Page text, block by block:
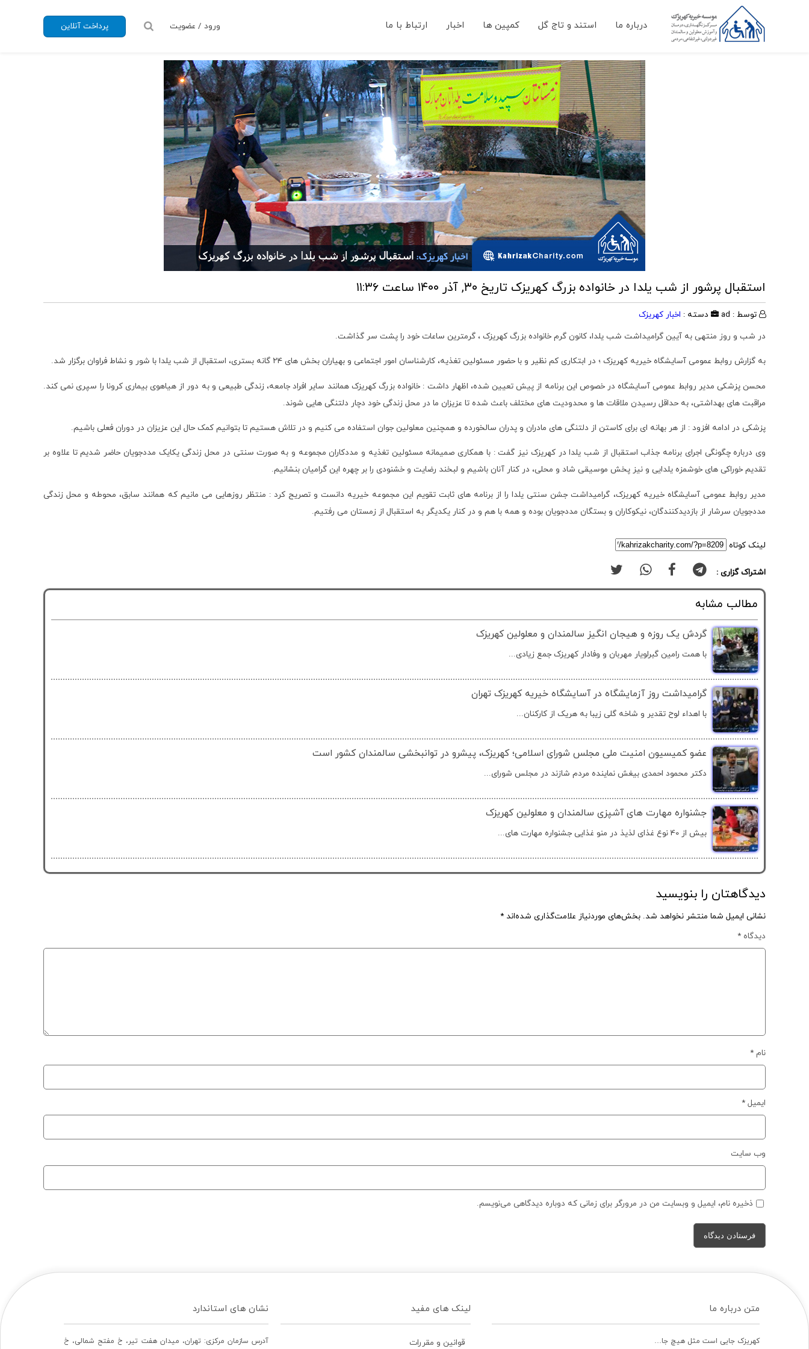
درباره ما استند و تاج گل کمپین ها اخبار ارتباط با ما پرداخت آنلاین ورود / عضویت
استقبال پرشور از شب یلدا در خانواده بزرگ کهریزک تاریخ ۳۰, آذر ۱۴۰۰ ساعت ۱۱:۳۶
توسط : ad دسته : اخبار کهریزک
در شب و روز منتهی به آیین گرامیداشت شب یلدا، کانون گرم خانواده بزرگ کهریزک ، گرمترین ساعات خود را پشت سر گذاشت.
به گزارش روابط عمومی آسایشگاه خیریه کهریزک ؛ در ابتکاری کم نظیر و با حضور مسئولین تغذیه، کارشناسان امور اجتماعی و بهیاران بخش های ۲۴ گانه بستری، استقبال از شب یلدا با شور و نشاط فراوان برگزار شد.
محسن پزشکی مدیر روابط عمومی آسایشگاه در خصوص این برنامه از پیش تعیین شده، اظهار داشت : خانواده بزرگ کهریزک همانند سایر افراد جامعه، زندگی طبیعی و به دور از هیاهوی بیماری کرونا را سپری نمی کند.
مراقبت های بهداشتی، به حداقل رسیدن ملاقات ها و محدودیت های مختلف باعث شده تا عزیزان ما در محل زندگی خود دچار دلتنگی هایی شوند.
پزشکی در ادامه افزود : از هر بهانه ای برای کاستن از دلتنگی های مادران و پدران سالخورده و همچنین معلولین جوان استفاده می کنیم و در تلاش هستیم تا بتوانیم کمک حال این عزیزان در دوران فعلی باشیم.
وی درباره چگونگی اجرای برنامه جذاب استقبال از شب یلدا در کهریزک نیز گفت : با همکاری صمیمانه مسئولین تغذیه و مددکاران مجموعه و به صورت سنتی در محل زندگی یکایک مددجویان حاضر شدیم تا علاوه بر
تقدیم خوراکی های خوشمزه یلدایی و نیز پخش موسیقی شاد و محلی، در کنار آنان باشیم و لبخند رضایت و خشنودی را بر چهره این گرامیان بنشانیم.
مدیر روابط عمومی آسایشگاه خیریه کهریزک، گرامیداشت جشن سنتی یلدا را از برنامه های ثابت تقویم این مجموعه خیریه دانست و تصریح کرد : منتظر روزهایی می مانیم که همانند سابق، محوطه و محل زندگی
مددجویان سرشار از بازدیدکنندگان، نیکوکاران و بستگان مددجویان بوده و همه با هم و در کنار یکدیگر به استقبال از زمستان می رفتیم.
لینک کوتاه
اشتراک گزاری :
مطالب مشابه
گردش یک روزه و هیجان انگیز سالمندان و معلولین کهریزک
با همت رامین گبرلویار مهربان و وفادار کهریزک جمع زیادی...
گرامیداشت روز آزمایشگاه در آسایشگاه خیریه کهریزک تهران
با اهداء لوح تقدیر و شاخه گلی زیبا به هریک از کارکنان...
عضو کمیسیون امنیت ملی مجلس شورای اسلامی؛ کهریزک، پیشرو در توانبخشی سالمندان کشور است
دکتر محمود احمدی بیغش نماینده مردم شازند در مجلس شورای...
جشنواره مهارت های آشپزی سالمندان و معلولین کهریزک
بیش از 40 نوع غذای لذیذ در منو غذایی جشنواره مهارت های...
دیدگاهتان را بنویسید
نشانی ایمیل شما منتشر نخواهد شد. بخش‌های موردنیاز علامت‌گذاری شده‌اند *
دیدگاه *
نام *
ایمیل *
وب‌ سایت
ذخیره نام، ایمیل و وبسایت من در مرورگر برای زمانی که دوباره دیدگاهی می‌نویسم.
متن درباره ما
کهریزک جایی است مثل هیچ جا…
لینک های مفید
قوانین و مقررات
نشان های استاندارد
آدرس سازمان مرکزی: تهران، ميدان هفت تير، خ مفتح شمالی، خ